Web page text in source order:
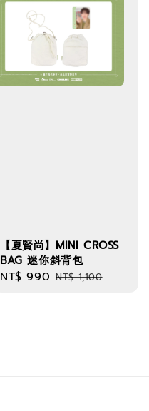
【夏賢尚】MINI CROSS
BAG 迷你斜背包
Sale
NT$ 990 Regular
NT$ 1,100